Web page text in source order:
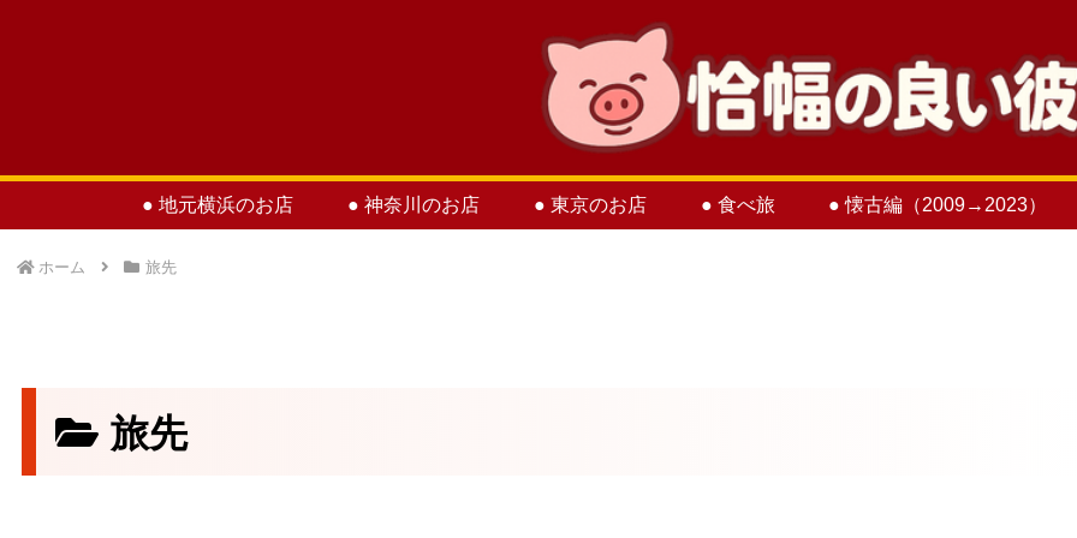
● 地元横浜のお店 ● 神奈川のお店 ● 東京のお店 ● 食べ旅 ● 懐古編（2009→2023）
ホーム 旅先
旅先